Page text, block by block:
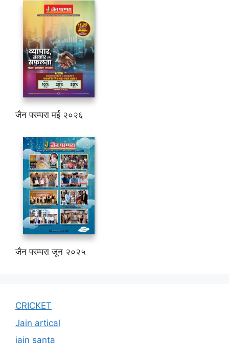
जैन परम्परा मई २०२६
जैन परम्परा जून २०२५
CRICKET
Jain artical
jain santa